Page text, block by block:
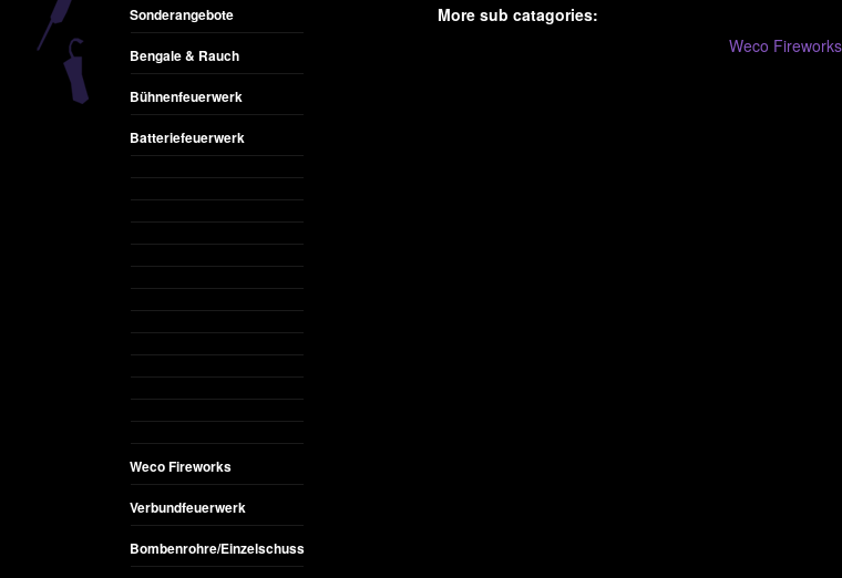
Sonderangebote
Bengale & Rauch
Bühnenfeuerwerk
Batteriefeuerwerk
Weco Fireworks
Verbundfeuerwerk
Bombenrohre/Einzelschuss
More sub catagories:
Weco Fireworks